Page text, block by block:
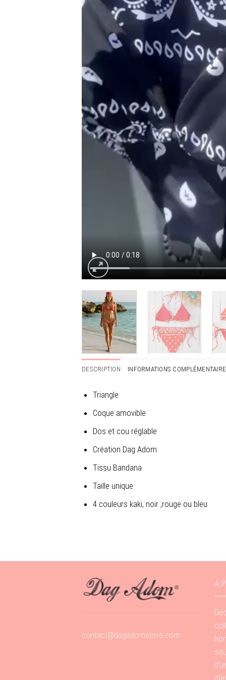
DESCRIPTION INFORMATIONS
Triangle
Coque amovible
Dos et cou réglable
Création Dag Adom
Tissu Bandana
Taille unique
4 couleurs kaki, noir ,rouge ou bleu
contact@dagadomstore.com
A